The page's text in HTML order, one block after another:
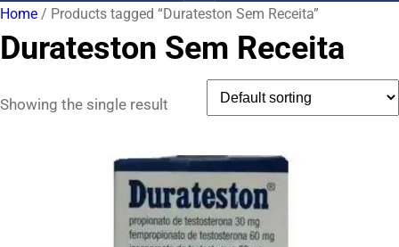
Home / Products tagged “Durateston Sem Receita”
Durateston Sem Receita
Showing the single result